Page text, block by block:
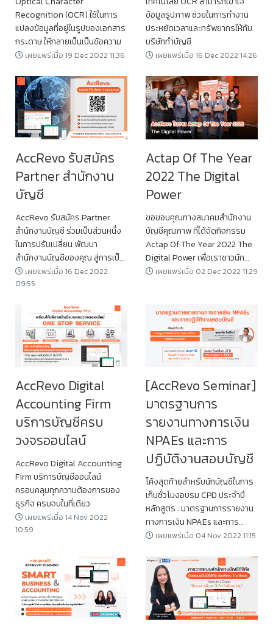
Recognition (OCR) ใช้ในการ
แปลงข้อมูลที่อยู่ในรูปของเอกสาร
กระดาษ ให้กลายเป็นเป็นข้อความ
เผยแพร่เมื่อ 19 Dec 2022 11:36
ข้อมูลรูปภาพ ช่วยในการทำงาน
ประหยัดเวลาและทรัพยากรให้กับ
บริษัททำบัญชี
เผยแพร่เมื่อ 16 Dec 2022 14:26
AccRevo รับสมัคร
Partner สำนักงาน
บัญชี
AccRevo รับสมัคร Partner
สำนักงานบัญชี ร่วมเป็นส่วนหนึ่ง
ในการปรับเปลี่ยน พัฒนา
สำนักงานบัญชีของคุณ สู่การเป็น
สำนักงานบัญชีดิจิทัลและเติบโต
เคียงข้างไปพร้อมกับเรา
เผยแพร่เมื่อ 16 Dec 2022
09:55
Actap Of The Year
2022 The Digital
Power
ขอขอบคุณทางสมาคมสำนักงาน
บัญชีคุณภาพ ที่ได้จัดกิจกรรม
Actap Of The Year 2022 The
Digital Power เพื่อเราชาวนัก
บัญชีทุกท่านเป็นอย่างมากนะคะ
เผยแพร่เมื่อ 02 Dec 2022 11:29
AccRevo Digital
Accounting Firm
บริการบัญชีครบ
วงจรออนไลน์
AccRevo Digital Accounting
Firm บริการบัญชีออนไลน์
ครอบคลุมทุกความต้องการของ
ธุรกิจ ครบจบในที่เดียว
เผยแพร่เมื่อ 14 Nov 2022
10:59
[AccRevo Seminar]
มาตรฐานการ
รายงานทางการเงิน
NPAEs และการ
ปฏิบัติงานสอบบัญชี
โค้งสุดท้ายสำหรับนักบัญชีในการ
เก็บชั่วโมงอบรม CPD ประจำปี
หลักสูตร : มาตรฐานการรายงาน
ทางการเงิน NPAEs และการ
ปฏิบัติงานสอบบัญชี
เผยแพร่เมื่อ 04 Nov 2022 11:15